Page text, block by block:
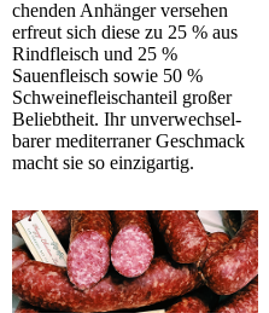
chen­den Anhänger versehen
erfreut sich diese zu 25 % aus
Rindfleisch und 25 %
Sauenfleisch sowie 50 %
Schwei­ne­fleischanteil großer
Beliebtheit. Ihr un­­ver­­wech­­sel­­
barer me­di­ter­raner Geschmack
macht sie so einzigartig.